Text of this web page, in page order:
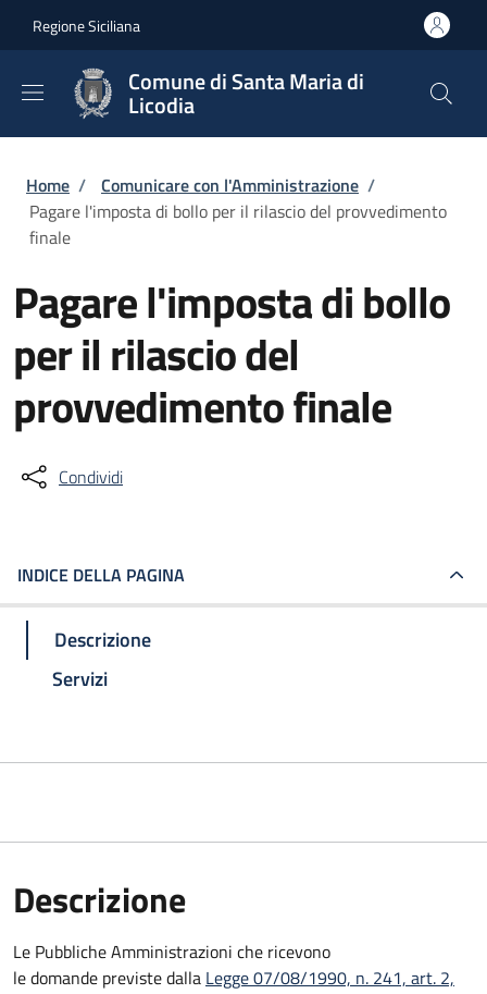
Regione Siciliana
Comune di Santa Maria di
Licodia
Briciole di pane
Home / Comunicare con l'Amministrazione /
Pagare l'imposta di bollo per il rilascio del provvedimento
finale
Pagare l'imposta di bollo
per il rilascio del
provvedimento finale
Condividi
INDICE DELLA PAGINA
Descrizione
Servizi
Descrizione
Le Pubbliche Amministrazioni che ricevono
le domande previste dalla Legge 07/08/1990, n. 241, art. 2,